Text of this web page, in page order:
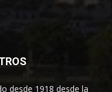
desde 1918 desde la